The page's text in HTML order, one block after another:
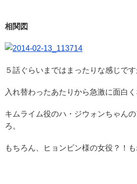
相関図
５話ぐらいまではまったりな感じです
入れ替わったあたりから急激に面白く
キムライム役のハ・ジウォンちゃん
ろ。
もちろん、ヒョンビン様の女役？！も